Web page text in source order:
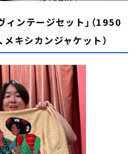
ィンテージセット」（1950
キシカンジャケット）